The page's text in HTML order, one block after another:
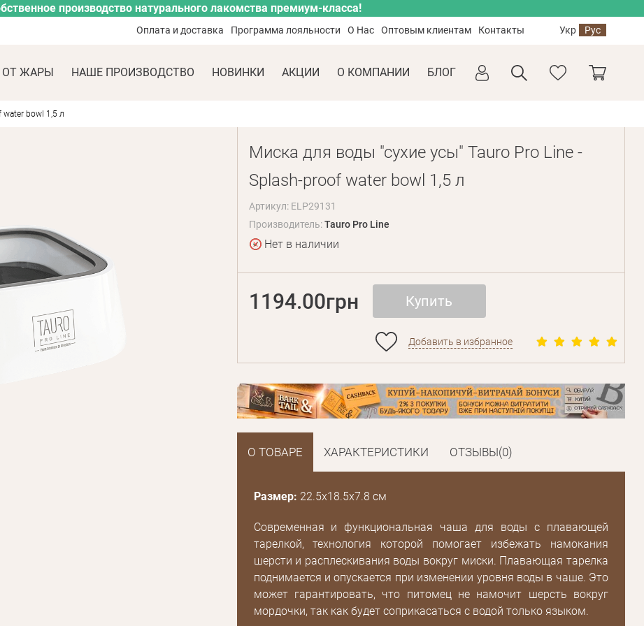
производство натурального лакомства премиум-класса!
Оплата и доставка Программа лояльности О Нас Оптовым клиентам Контакты Укр Рус
ОТ ЖАРЫ НАШЕ ПРОИЗВОДСТВО НОВИНКИ АКЦИИ О КОМПАНИИ БЛОГ
water bowl 1,5 л
Миска для воды "сухие усы" Tauro Pro Line -
Splash-proof water bowl 1,5 л
Артикул: ELP29131
Производитель:Tauro Pro Line
Нет в наличии
1194.00грн Купить
Добавить в избранное
О ТОВАРЕ ХАРАКТЕРИСТИКИ ОТЗЫВЫ(0)
Размер: 22.5х18.5х7.8 см
Современная и функциональная чаша для воды с плавающей
тарелкой, технология которой помогает избежать намокания
шерсти и расплескивания воды вокруг миски. Плавающая тарелка
поднимается и опускается при изменении уровня воды в чаше. Это
может гарантировать, что питомец не намочит шерсть вокруг
мордочки, так как будет соприкасаться с водой только языком.
Пароль
Пароль